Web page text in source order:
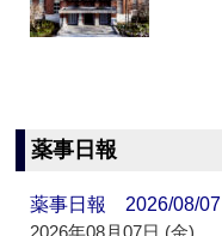
薬事日報
薬事日報 2026/08/07